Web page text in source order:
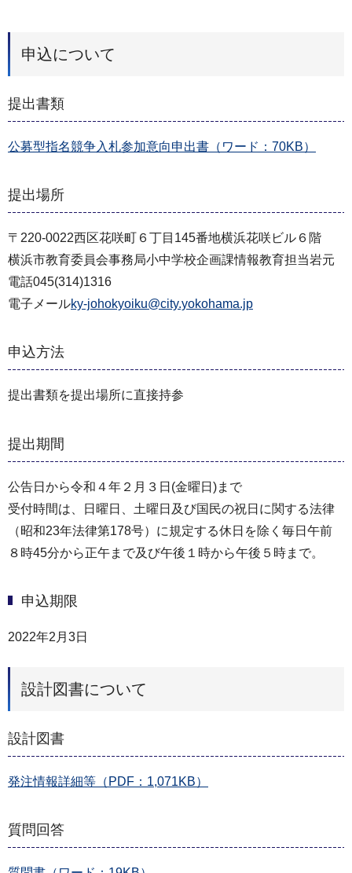
申込について
提出書類
公募型指名競争入札参加意向申出書（ワード：70KB）
提出場所
〒220-0022西区花咲町６丁目145番地横浜花咲ビル６階
横浜市教育委員会事務局小中学校企画課情報教育担当岩元
電話045(314)1316
電子メールky-johokyoiku@city.yokohama.jp
申込方法
提出書類を提出場所に直接持参
提出期間
公告日から令和４年２月３日(金曜日)まで
受付時間は、日曜日、土曜日及び国民の祝日に関する法律
（昭和23年法律第178号）に規定する休日を除く毎日午前
８時45分から正午まで及び午後１時から午後５時まで。
申込期限
2022年2月3日
設計図書について
設計図書
発注情報詳細等（PDF：1,071KB）
質問回答